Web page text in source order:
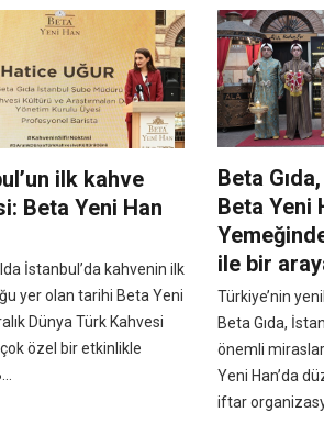
ilk kahve
Beta Yeni Han
İstanbul’da kahvenin ilk
yer olan tarihi Beta Yeni
Dünya Türk Kahvesi
çok özel bir etkinlikle
Beta
Beta Yeni
ile bir
Türkiye’nin
Beta Gıda,
önemli
Yeni Han’da
iftar